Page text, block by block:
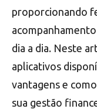
proporcionando
dia a dia. Neste
aplicativos
vantagens e
sua gestão